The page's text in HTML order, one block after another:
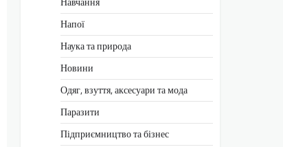
Напої
Наука та природа
Новини
Одяг, взуття, аксесуари та мода
Паразити
Підприємництво та бізнес